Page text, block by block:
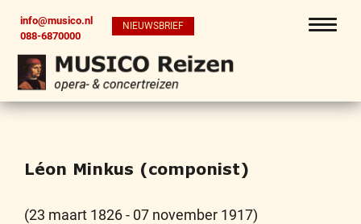
info@musico.nl
088-6870000
NIEUWSBRIEF
Léon Minkus (componist)
(23 maart 1826 - 07 november 1917)